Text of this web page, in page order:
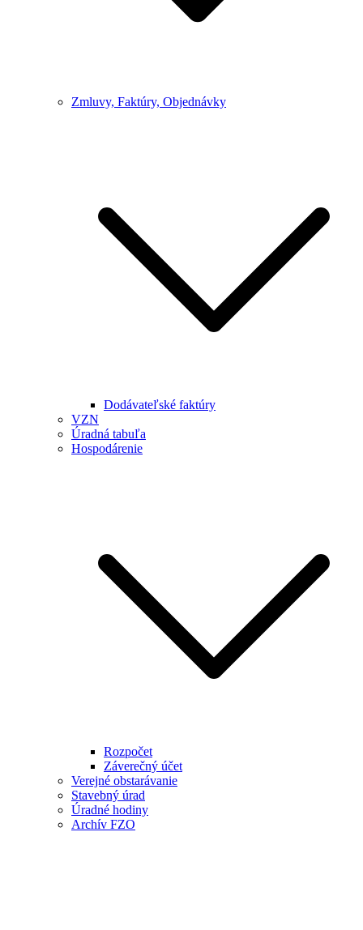
Zmluvy, Faktúry, Objednávky
Dodávateľské faktúry
VZN
Úradná tabuľa
Hospodárenie
Rozpočet
Záverečný účet
Verejné obstarávanie
Stavebný úrad
Úradné hodiny
Archív FZO